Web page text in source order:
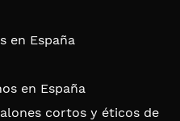
en España
en España
cortos y éticos de